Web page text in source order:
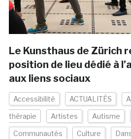
Le Kunsthaus de Zürich
position de lieu dédié à
aux liens sociaux
Accessibilité ACTUALITÉS
thérapie Artistes Autisme
Communautés Culture